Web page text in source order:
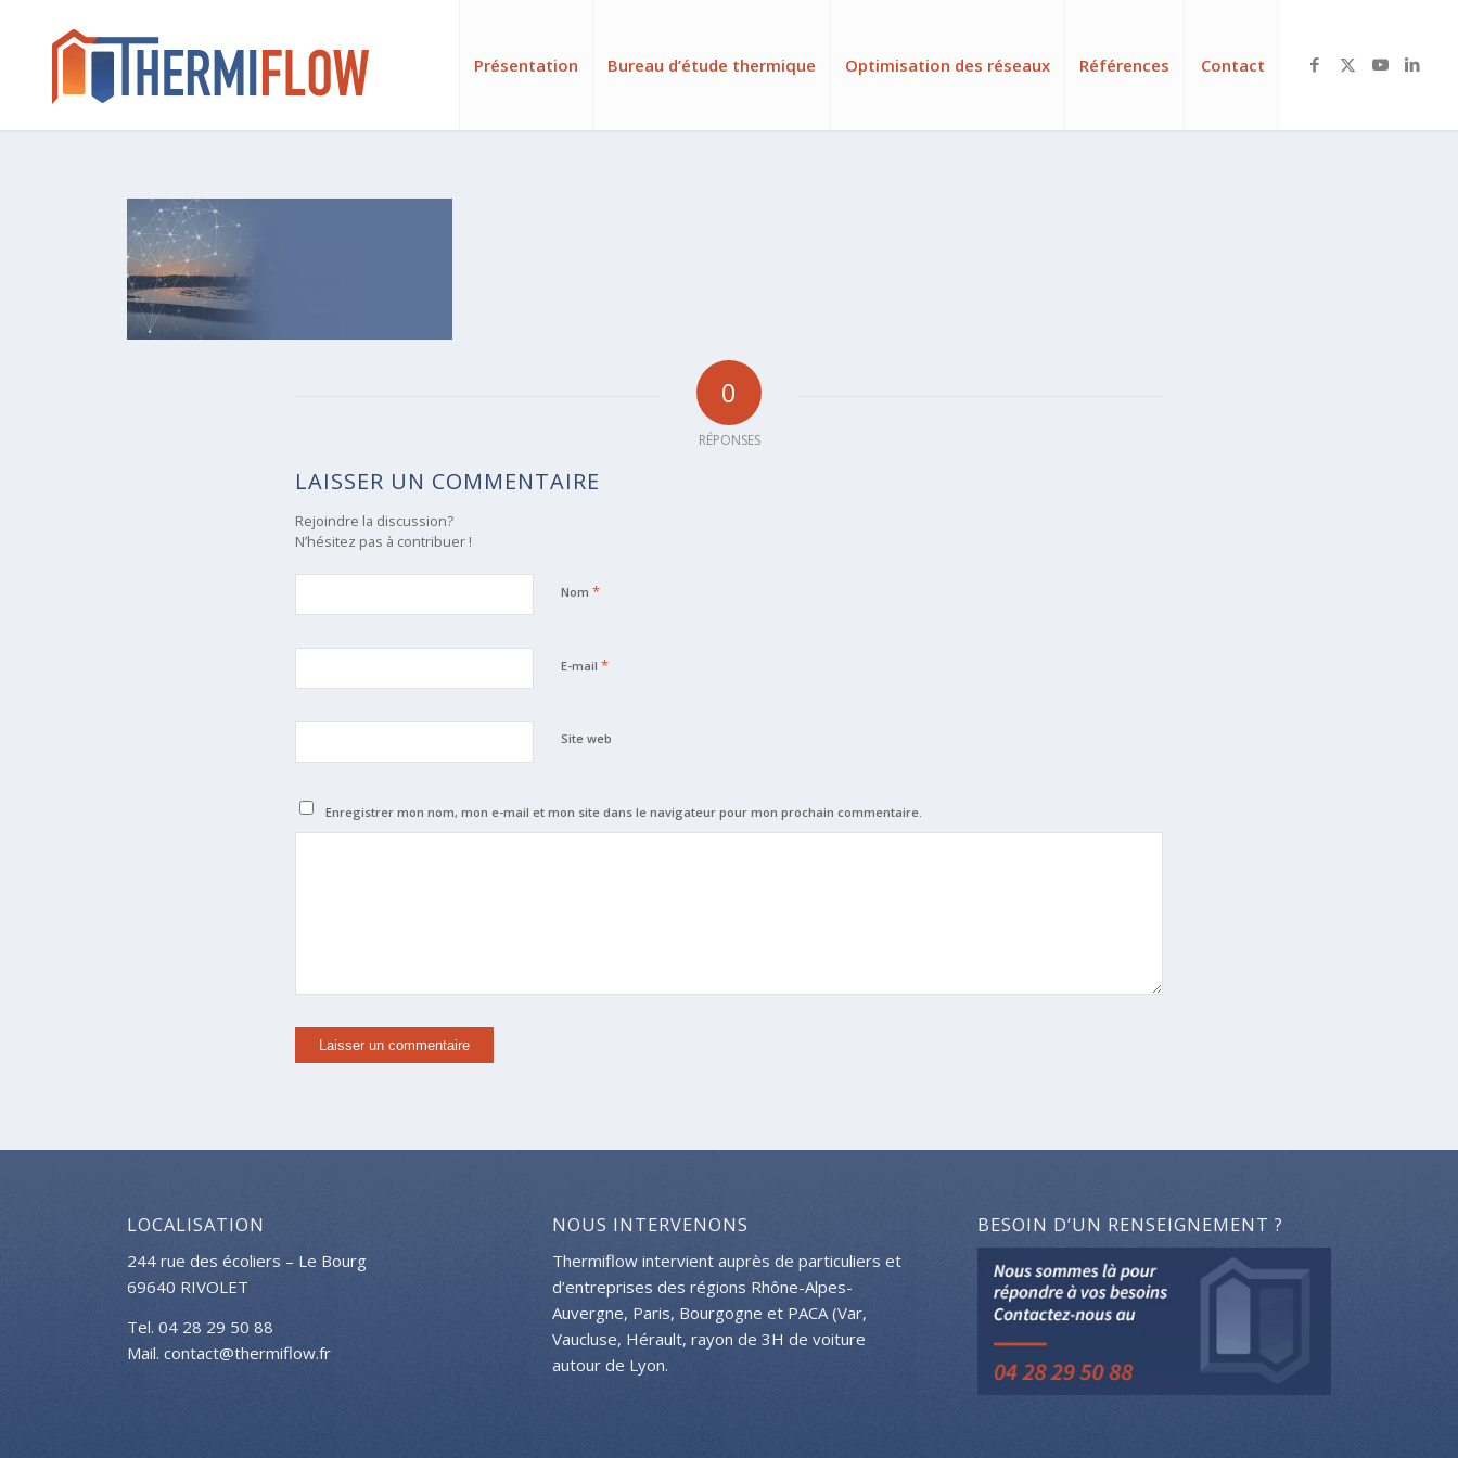
Présentation Bureau d’étude thermique Optimisation des réseaux Références Contact
0
RÉPONSES
LAISSER UN COMMENTAIRE
Rejoindre la discussion?
N’hésitez pas à contribuer !
Nom *
E-mail *
Site web
Enregistrer mon nom, mon e-mail et mon site dans le navigateur pour mon prochain commentaire.
LOCALISATION
244 rue des écoliers – Le Bourg
69640 RIVOLET
Tel. 04 28 29 50 88
Mail. contact@thermiflow.fr
NOUS INTERVENONS
Thermiflow intervient auprès de particuliers et
d’entreprises des régions Rhône-Alpes-
Auvergne, Paris, Bourgogne et PACA (Var,
Vaucluse, Hérault, rayon de 3H de voiture
autour de Lyon.
BESOIN D’UN RENSEIGNEMENT ?